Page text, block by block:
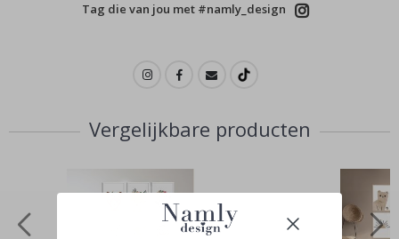
Tag die van jou met #namly_design
Vergelijkbare producten